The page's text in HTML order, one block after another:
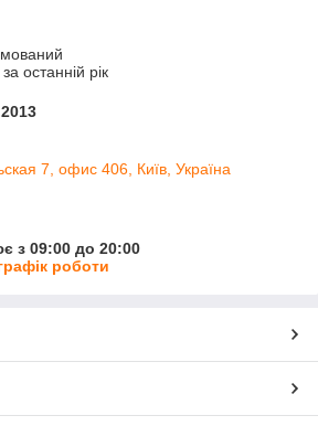
останній рік
7, офис 406, Київ, Україна
з 09:00 до 20:00
роботи